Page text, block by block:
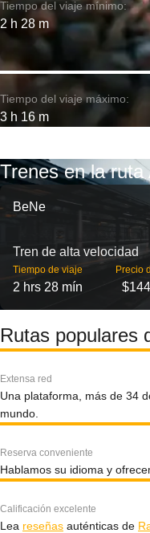
Tiempo del viaje mínimo:
2 h 28 m
Tiempo del viaje máximo:
3 h 16 m
Trenes en la
BeNe
Tren de alta velocidad
Tiempo de viaje
2 hrs 28 mín
Precio
$144
Rutas populares
Extensa red
Una plataforma, más de 34
mundo.
Reserva conveniente
Hablamos su idioma y
Calificación excelente
Lea reseñas auténticas de